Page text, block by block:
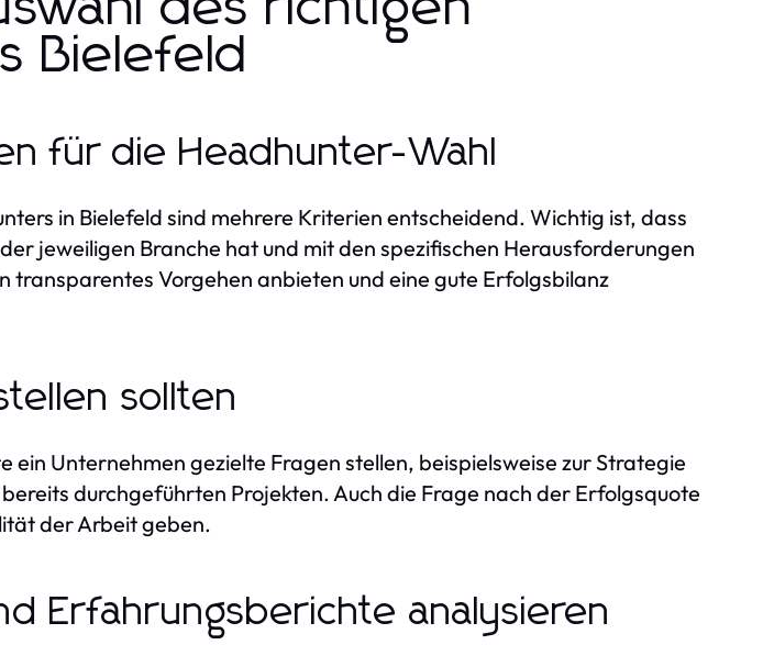
Bielefeld
für die Headhunter-Wahl
in Bielefeld sind mehrere Kriterien entscheidend. Wichtig ist, dass
jeweiligen Branche hat und mit den spezifischen Herausforderungen
transparentes Vorgehen anbieten und eine gute Erfolgsbilanz
sollten
ein Unternehmen gezielte Fragen stellen, beispielsweise zur Strategie
durchgeführten Projekten. Auch die Frage nach der Erfolgsquote
der Arbeit geben.
Erfahrungsberichte analysieren